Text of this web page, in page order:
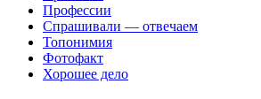
Профессии
Спрашивали — отвечаем
Топонимия
Фотофакт
Хорошее дело